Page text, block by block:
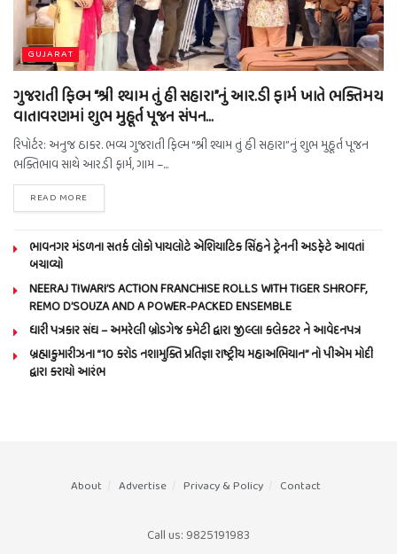
GUJARAT
ગુજરાતી ફિલ્મ “શ્રી શ્યામ તું હી સહારા”નું આર.ડી ફાર્મ ખાતે ભક્તિમય
વાતાવરણમાં શુભ મુહૂર્ત પૂજન સંપન…
રિપોર્ટર: અનુજ ઠાકર. ભવ્ય ગુજરાતી ફિલ્મ “શ્રી શ્યામ તું હી સહારા”નું શુભ મુહૂર્ત પૂજન
ભક્તિભાવ સાથે આર.ડી ફાર્મ, ગામ –...
READ MORE
ભાવનગર મંડળના સતર્ક લોકો પાયલોટે એશિયાટિક સિંહને ટ્રેનની અડફેટે આવતાં
બચાવ્યો
NEERAJ TIWARI’S ACTION FRANCHISE ROLLS WITH TIGER SHROFF,
REMO D’SOUZA AND A POWER-PACKED ENSEMBLE
ધારી પત્રકાર સંઘ – અમરેલી બ્રોડગેજ કમેટી દ્વારા જીલ્લા કલેકટર ને આવેદનપત્ર
બ્રહ્માકુમારીઝના “10 કરોડ નશામુક્તિ પ્રતિજ્ઞા રાષ્ટ્રીય મહાઅભિયાન” નો પીએમ મોદી
દ્વારા કરાયો આરંભ
About Advertise Privacy & Policy Contact
Call us: 9825191983